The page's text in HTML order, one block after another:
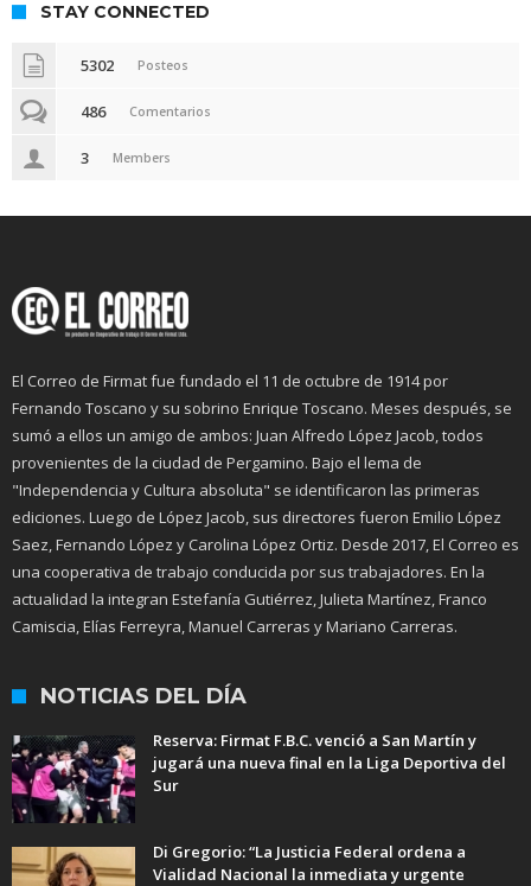
STAY CONNECTED
5302 Posteos
486 Comentarios
3 Members
El Correo de Firmat fue fundado el 11 de octubre de 1914 por
Fernando Toscano y su sobrino Enrique Toscano. Meses después, se
sumó a ellos un amigo de ambos: Juan Alfredo López Jacob, todos
provenientes de la ciudad de Pergamino. Bajo el lema de
"Independencia y Cultura absoluta" se identificaron las primeras
ediciones. Luego de López Jacob, sus directores fueron Emilio López
Saez, Fernando López y Carolina López Ortiz. Desde 2017, El Correo es
una cooperativa de trabajo conducida por sus trabajadores. En la
actualidad la integran Estefanía Gutiérrez, Julieta Martínez, Franco
Camiscia, Elías Ferreyra, Manuel Carreras y Mariano Carreras.
NOTICIAS DEL DÍA
Reserva: Firmat F.B.C. venció a San Martín y
jugará una nueva final en la Liga Deportiva del
Sur
Di Gregorio: “La Justicia Federal ordena a
Vialidad Nacional la inmediata y urgente